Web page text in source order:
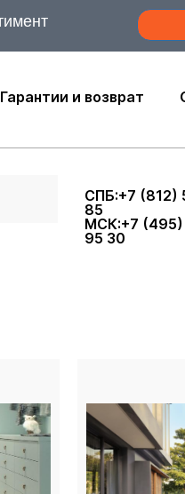
Гарантии и возврат
СПБ:+7 (812)
85
МСК:+7 (495)
95 30